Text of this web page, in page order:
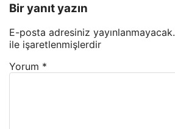
Bir yanıt yazın
E-posta adresiniz yayınlanmayacak.
ile işaretlenmişlerdir
Yorum *